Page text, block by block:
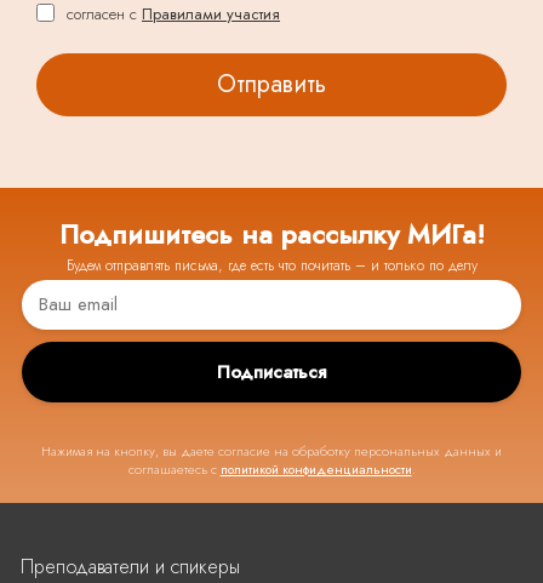
согласен с Правилами участия
Подпишитесь на рассылку МИГа!
Будем отправлять письма, где есть что почитать – и только по делу
Подписаться
Нажимая на кнопку, вы даете согласие на обработку персональных данных и
соглашаетесь с политикой конфиденциальности.
Преподаватели и спикеры